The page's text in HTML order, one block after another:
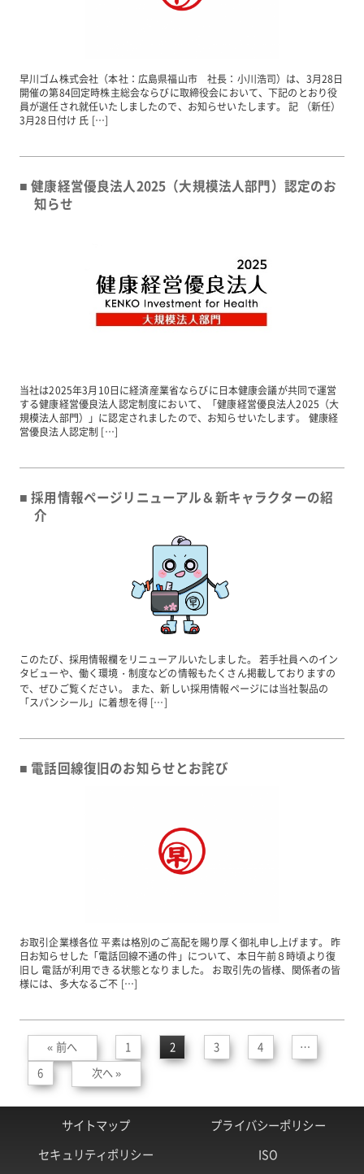
早川ゴム株式会社（本社：広島県福山市 社長：小川浩司）は、3月28日
開催の第84回定時株主総会ならびに取締役会において、下記のとおり役
員が選任され就任いたしましたので、お知らせいたします。 記 （新任）
3月28日付け 氏 […]
健康経営優良法人2025（大規模法人部門）認定のお
知らせ
当社は2025年3月10日に経済産業省ならびに日本健康会議が共同で運営
する健康経営優良法人認定制度において、「健康経営優良法人2025（大
規模法人部門）」に認定されましたので、お知らせいたします。 健康経
営優良法人認定制 […]
採用情報ページリニューアル＆新キャラクターの紹
介
このたび、採用情報欄をリニューアルいたしました。 若手社員へのイン
タビューや、働く環境・制度などの情報もたくさん掲載しておりますの
で、ぜひご覧ください。 また、新しい採用情報ページには当社製品の
「スパンシール」に着想を得 […]
電話回線復旧のお知らせとお詫び
お取引企業様各位 平素は格別のご高配を賜り厚く御礼申し上げます。 昨
日お知らせした「電話回線不通の件」について、本日午前８時頃より復
旧し 電話が利用できる状態となりました。 お取引先の皆様、関係者の皆
様には、多大なるご不 […]
« 前へ 1 2 3 4
…
6
次へ »
サイトマップ
プライバシーポリシー
セキュリティポリシー
ISO